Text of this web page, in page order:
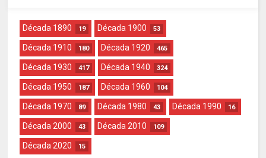
Década 1890 19 Década 1900 53
Década 1910 180 Década 1920 465
Década 1930 417 Década 1940 324
Década 1950 187 Década 1960 104
Década 1970 89 Década 1980 43 Década 1990 16
Década 2000 43 Década 2010 109
Década 2020 15